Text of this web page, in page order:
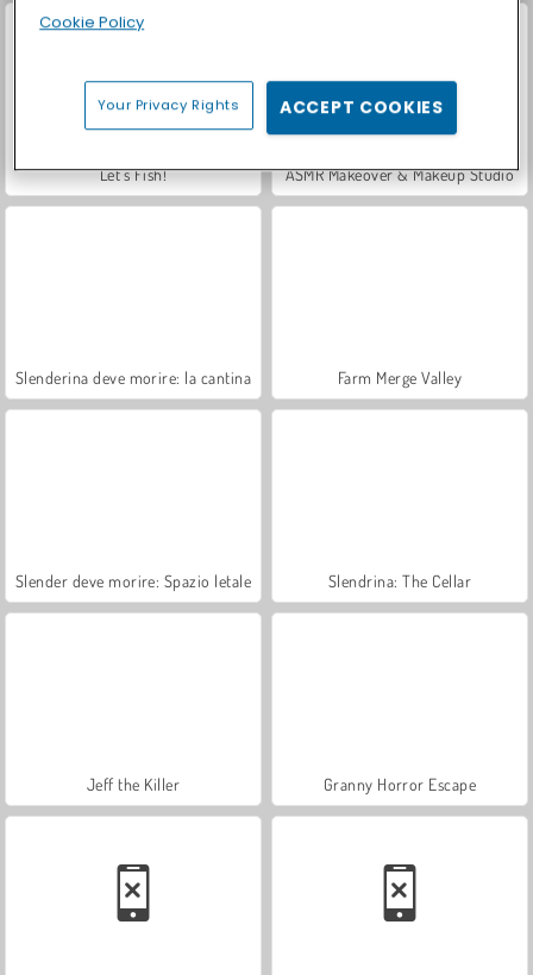
Let's Fish! ASMR Makeover & Makeup Studio
Slenderina deve morire: la cantina Farm Merge Valley
Slender deve morire: Spazio letale Slendrina: The Cellar
Jeff the Killer Granny Horror Escape
Cookie Policy
Your Privacy Rights ACCEPT COOKIES